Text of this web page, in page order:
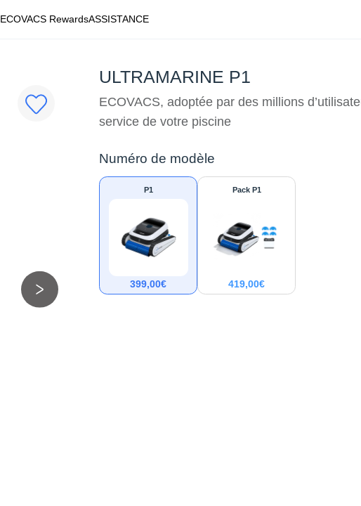
ECOVACS RewardsASSISTANCE
ULTRAMARINE P1
ECOVACS, adoptée par des millions
service de votre piscine
Numéro de modèle
P1
399,00€
Pack P1
419,00€